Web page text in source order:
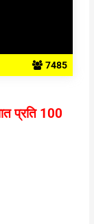
7485
प्रति 100